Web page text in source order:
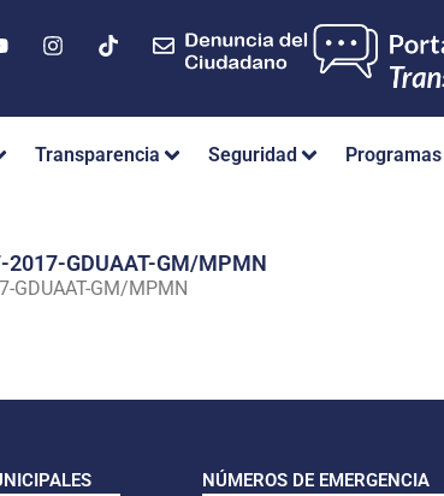
Transparencia Seguridad Programas
2017-GDUAAT-GM/MPMN
GDUAAT-GM/MPMN
NÚMEROS DE EMERGENCIA